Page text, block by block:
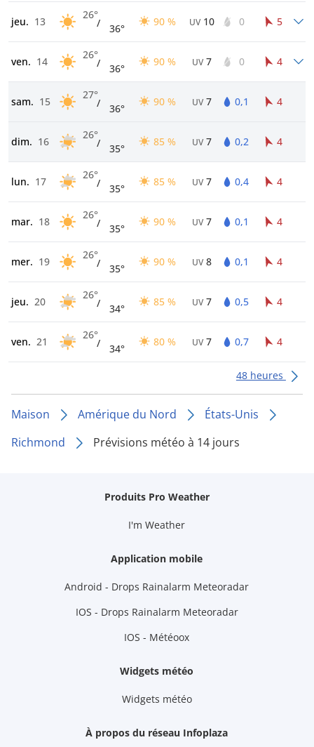
jeu. 13
26°
/ 36°
90 % UV 10 0 5
ven. 14
26°
/ 36°
90 % UV 7 0 4
sam. 15
27°
/ 36°
90 % UV 7 0,1 4
dim. 16
26°
/ 35°
85 % UV 7 0,2 4
lun. 17
26°
/ 35°
85 % UV 7 0,4 4
mar. 18
26°
/ 35°
90 % UV 7 0,1 4
mer. 19
26°
/ 35°
90 % UV 8 0,1 4
jeu. 20
26°
/ 34°
85 % UV 7 0,5 4
ven. 21
26°
/ 34°
80 % UV 7 0,7 4
48 heures
Maison Amérique du Nord
États-Unis
Richmond
Prévisions météo à 14 jours
Produits Pro Weather
I'm Weather
Application mobile
Android - Drops Rainalarm Meteoradar
IOS - Drops Rainalarm Meteoradar
IOS - Météoox
Widgets météo
Widgets météo
À propos du réseau Infoplaza